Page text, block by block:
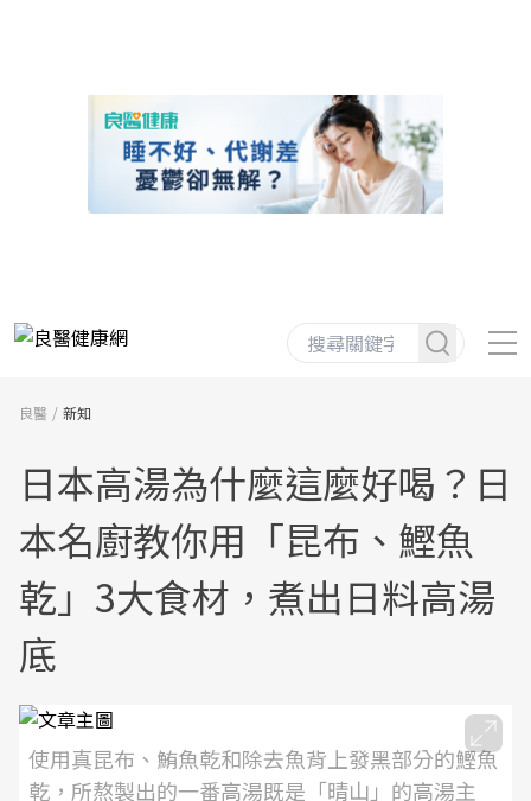
良醫 新知
日本高湯為什麼這麼好喝？日
本名廚教你用「昆布、鰹魚
乾」3大食材，煮出日料高湯
底
使用真昆布、鮪魚乾和除去魚背上發黑部分的鰹魚
乾，所熬製出的一番高湯既是「晴山」的高湯主